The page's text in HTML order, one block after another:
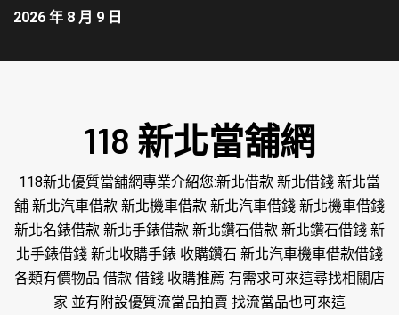
2026 年 8 月 9 日
118 新北當舖網
118新北優質當舖網專業介紹您:新北借款 新北借錢 新北當
舖 新北汽車借款 新北機車借款 新北汽車借錢 新北機車借錢
新北名錶借款 新北手錶借款 新北鑽石借款 新北鑽石借錢 新
北手錶借錢 新北收購手錶 收購鑽石 新北汽車機車借款借錢
各類有價物品 借款 借錢 收購推薦 有需求可來這尋找相關店
家 並有附設優質流當品拍賣 找流當品也可來這